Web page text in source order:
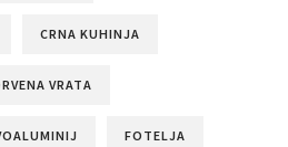
CRNA KUHINJA
VRATA
FOTELJA